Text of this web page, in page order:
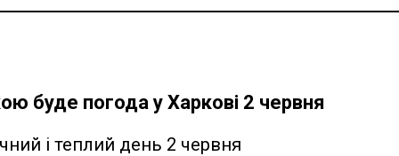
буде погода у Харкові 2 червня
і теплий день 2 червня